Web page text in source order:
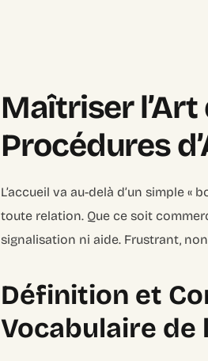
Maîtriser l’Art
Procédures
L’accueil va au-delà d’un simple «
toute relation. Que ce soit
signalisation ni aide. Frustrant,
Définition et
Vocabulaire de